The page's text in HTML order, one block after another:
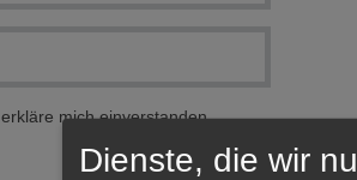
mich einverstanden.
Dienste, die wir